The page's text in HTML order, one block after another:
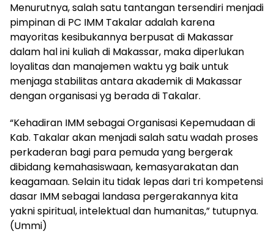
Menurutnya, salah satu tantangan tersendiri menjadi
pimpinan di PC IMM Takalar adalah karena
mayoritas kesibukannya berpusat di Makassar
dalam hal ini kuliah di Makassar, maka diperlukan
loyalitas dan manajemen waktu yg baik untuk
menjaga stabilitas antara akademik di Makassar
dengan organisasi yg berada di Takalar.
“Kehadiran IMM sebagai Organisasi Kepemudaan di
Kab. Takalar akan menjadi salah satu wadah proses
perkaderan bagi para pemuda yang bergerak
dibidang kemahasiswaan, kemasyarakatan dan
keagamaan. Selain itu tidak lepas dari tri kompetensi
dasar IMM sebagai landasa pergerakannya kita
yakni spiritual, intelektual dan humanitas,” tutupnya.
(Ummi)